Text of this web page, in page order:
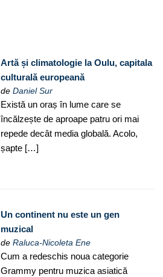
Artă și climatologie la Oulu, capitala
culturală europeană
deDaniel Sur
Există un oraș în lume care se
încălzește de aproape patru ori mai
repede decât media globală. Acolo,
șapte […]
Un continent nu este un gen
muzical
deRaluca-Nicoleta Ene
Cum a redeschis noua categorie
Grammy pentru muzica asiatică